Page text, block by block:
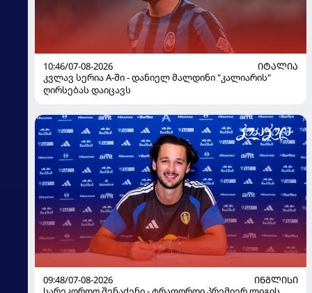
10:46/07-08-2026
ᲘᲢᲐᲚᲘᲐ
კვლავ სერია A-ში - დანიელ მალდინი "კალიარის"
ღირსებას დაიცავს
09:48/07-08-2026
ᲘᲜᲒᲚᲘᲡᲘ